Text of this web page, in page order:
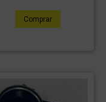
Comprar